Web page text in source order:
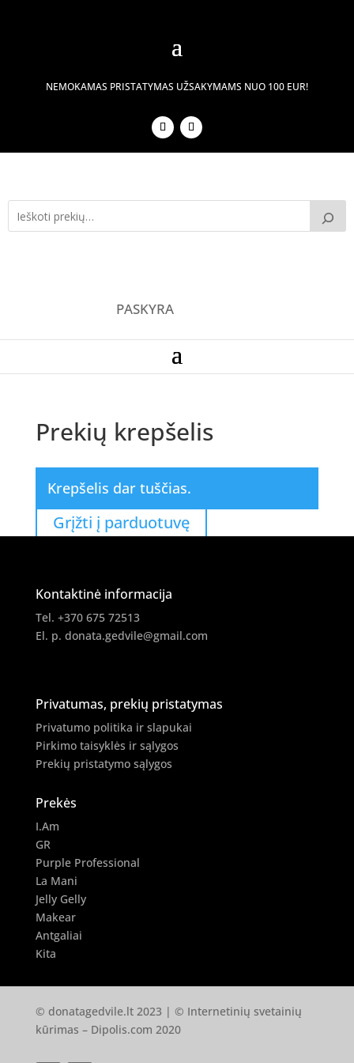
NEMOKAMAS PRISTATYMAS UŽSAKYMAMS NUO 100 EUR!
PASKYRA
Prekių krepšelis
Krepšelis dar tuščias.
Grįžti į parduotuvę
Kontaktinė informacija
Tel. +370 675 72513
El. p. donata.gedvile@gmail.com
Privatumas, prekių pristatymas
Privatumo politika ir slapukai
Pirkimo taisyklės ir sąlygos
Prekių pristatymo sąlygos
Prekės
I.Am
GR
Purple Professional
La Mani
Jelly Gelly
Makear
Antgaliai
Kita
© donatagedvile.lt 2023 | © Internetinių svetainių
kūrimas – Dipolis.com 2020